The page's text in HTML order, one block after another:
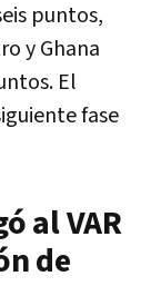
puntos,
y Ghana
El
fase
al VAR
de